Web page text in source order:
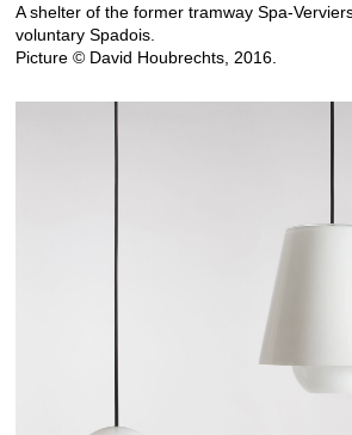
A shelter of the former tramway Spa-
voluntary Spadois.
Picture © David Houbrechts, 2016.